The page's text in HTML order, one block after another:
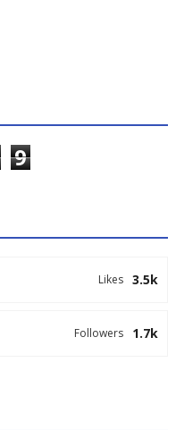
9
3.5k
Likes
1.7k
Followers